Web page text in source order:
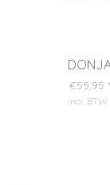
€55,95 *
incl. BTW